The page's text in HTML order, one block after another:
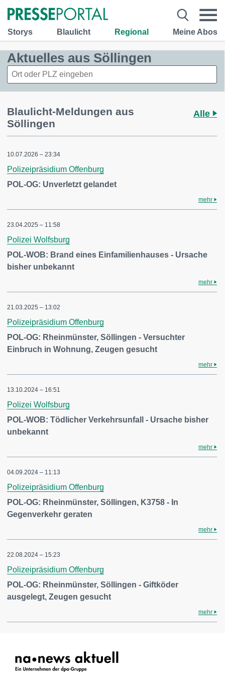
Storys Blaulicht Regional Meine Abos
Aktuelles aus Söllingen
Blaulicht-Meldungen aus
Söllingen
Alle
10.07.2026 – 23:34
Polizeipräsidium Offenburg
POL-OG: Unverletzt gelandet
mehr
23.04.2025 – 11:58
Polizei Wolfsburg
POL-WOB: Brand eines Einfamilienhauses - Ursache
bisher unbekannt
mehr
21.03.2025 – 13:02
Polizeipräsidium Offenburg
POL-OG: Rheinmünster, Söllingen - Versuchter
Einbruch in Wohnung, Zeugen gesucht
mehr
13.10.2024 – 16:51
Polizei Wolfsburg
POL-WOB: Tödlicher Verkehrsunfall - Ursache bisher
unbekannt
mehr
04.09.2024 – 11:13
Polizeipräsidium Offenburg
POL-OG: Rheinmünster, Söllingen, K3758 - In
Gegenverkehr geraten
mehr
22.08.2024 – 15:23
Polizeipräsidium Offenburg
POL-OG: Rheinmünster, Söllingen - Giftköder
ausgelegt, Zeugen gesucht
mehr